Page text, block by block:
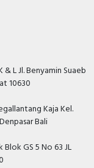
& L Jl. Benyamin Suaeb
10630
Kaja Kel.
Bali
GS 5 No 63 JL